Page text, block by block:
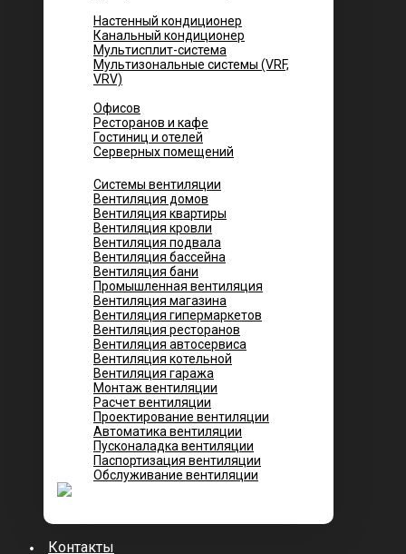
Настенный кондиционер
Канальный кондиционер
Мультисплит-система
Мультизональные системы (VRF,
VRV)
Офисов
Ресторанов и кафе
Гостиниц и отелей
Серверных помещений
Системы вентиляции
Вентиляция домов
Вентиляция квартиры
Вентиляция кровли
Вентиляция подвала
Вентиляция бассейна
Вентиляция бани
Промышленная вентиляция
Вентиляция магазина
Вентиляция гипермаркетов
Вентиляция ресторанов
Вентиляция автосервиса
Вентиляция котельной
Вентиляция гаража
Монтаж вентиляции
Расчет вентиляции
Проектирование вентиляции
Автоматика вентиляции
Пусконаладка вентиляции
Паспортизация вентиляции
Обслуживание вентиляции
Контакты